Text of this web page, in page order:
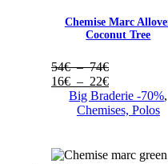
Chemise Marc
Coconut Tree
54€ – 74€Plage
de
prix :
54€
16€ – 22€Plage
de
prix :
22€
Big Braderie -70%,
Chemises, Polos